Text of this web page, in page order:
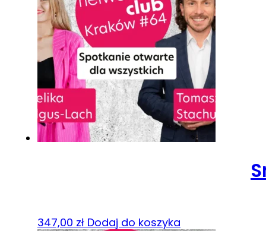
347,00 zł Dodaj do koszyka